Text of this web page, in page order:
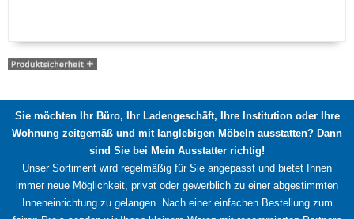
Sie möchten Ihr Büro, Ihr Ladengeschäft, Ihre Institution oder Ihre
Wohnung zeitgemäß und mit langlebigen Möbeln ausstatten? Dann
sind Sie bei Mein Ausstatter richtig!
Unser Sortiment wird regelmäßig für Sie angepasst und bietet Ihnen
immer neue Möglichkeit, privat oder gewerblich zu einer abgestimmten
Inneneinrichtung zu gelangen. Nach einer einfachen Bestellung zum